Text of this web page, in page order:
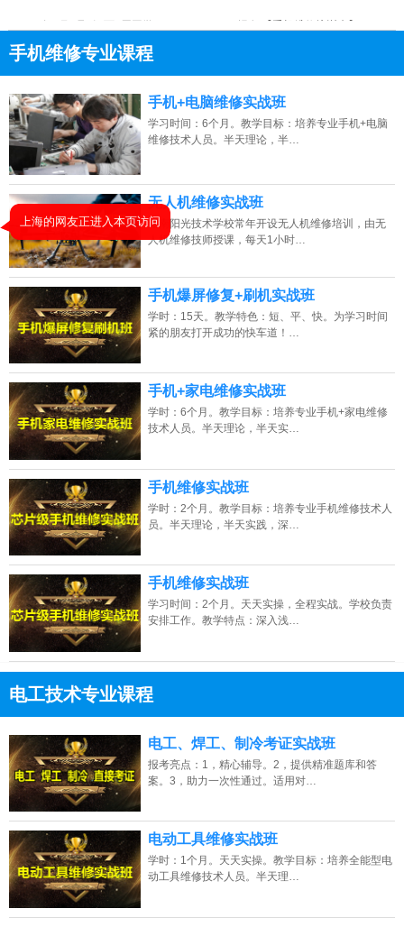
2026年8月7号_江西_周同学（151****7306）报名: 【手机维修培训班】
2026年8月7号_江苏_潘同学（153****1855）报名:
2026年8月7号_上海_韩同学（151****6557）报名:
2026年8月7号_海南_陈同学（183****9249）报名:【手机维修培训班】
2026年8月7号_北京_钟同学（136****3821）报名:
2026年8月7号_广东_张同学（135****5401）报名:【手机维修培训班】
2026年8月7号_江西_谭同学（137****5869）报名:【手机维修培训班】
手机维修专业课程
点击免费咨询电话：13807313137
手机+电脑维修实战班
学习时间：6个月。教学目标：培养专业手机+电脑
维修技术人员。半天理论，半…
无人机维修实战班
湖南阳光技术学校常年开设无人机维修培训，由无
人机维修技师授课，每天1小时…
手机爆屏修复+刷机实战班
学时：15天。教学特色：短、平、快。为学习时间
紧的朋友打开成功的快车道！…
手机+家电维修实战班
学时：6个月。教学目标：培养专业手机+家电维修
技术人员。半天理论，半天实…
手机维修实战班
学时：2个月。教学目标：培养专业手机维修技术人
员。半天理论，半天实践，深…
手机维修实战班
学习时间：2个月。天天实操，全程实战。学校负责
安排工作。教学特点：深入浅…
电工技术专业课程
点击免费咨询电话：13807313137
电工、焊工、制冷考证实战班
报考亮点：1，精心辅导。2，提供精准题库和答
案。3，助力一次性通过。适用对…
电动工具维修实战班
学时：1个月。天天实操。教学目标：培养全能型电
动工具维修技术人员。半天理…
上海的网友正进入本页访问